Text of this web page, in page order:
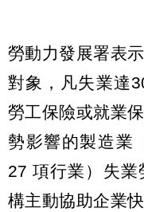
勞動力發展署表
對象，凡失業達
勞工保險或就業
勢影響的製造業
27 項行業）失
構主動協助企業